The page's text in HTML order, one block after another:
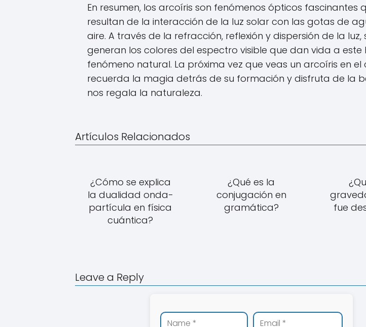
En resumen, los arcoíris son fenómenos ópticos fascinantes
resultan de la interacción de la luz solar con las gotas de
aire. A través de la refracción, reflexión y dispersión de la luz,
generan los colores del espectro visible que dan vida a este
fenómeno natural. La próxima vez que veas un arcoíris en el
recuerda la magia detrás de su formación y disfruta de la
nos regala la naturaleza.
Artículos Relacionados
¿Cómo se explica
la dualidad onda-
partícula en física
cuántica?
¿Qué es la
conjugación en
gramática?
fue
Leave a Reply